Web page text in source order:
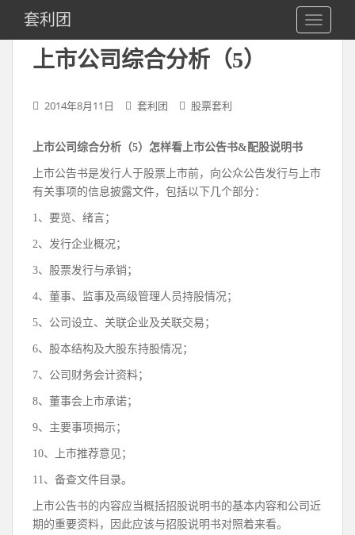
i
套利团
上市公司综合分析（5）
2014年8月11日 套利团 股票套利
上市公司综合分析（5）怎样看上市公告书&配股说明书
上市公告书是发行人于股票上市前，向公众公告发行与上市
有关事项的信息披露文件，包括以下几个部分：
1、要览、绪言；
2、发行企业概况；
3、股票发行与承销；
4、董事、监事及高级管理人员持股情况；
5、公司设立、关联企业及关联交易；
6、股本结构及大股东持股情况；
7、公司财务会计资料；
8、董事会上市承诺；
9、主要事项揭示；
10、上市推荐意见；
11、备查文件目录。
上市公告书的内容应当概括招股说明书的基本内容和公司近
期的重要资料，因此应该与招股说明书对照着来看。